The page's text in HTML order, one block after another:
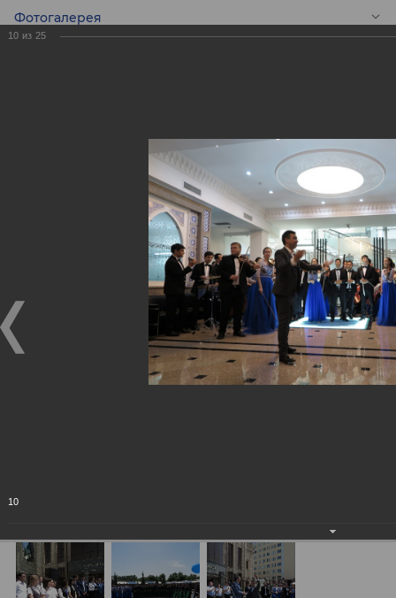
Фотогалерея
Молодежному
симфоническому
оркестру
Республики
Узбекистан!
Подарок Молодежному симфоническому оркестру
10 из 25
10